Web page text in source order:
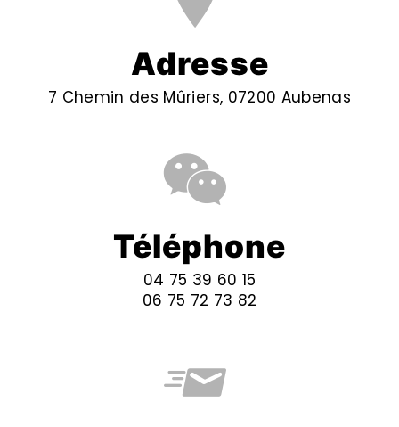
Adresse
7 Chemin des Mûriers, 07200 Aubenas
Téléphone
04 75 39 60 15
06 75 72 73 82